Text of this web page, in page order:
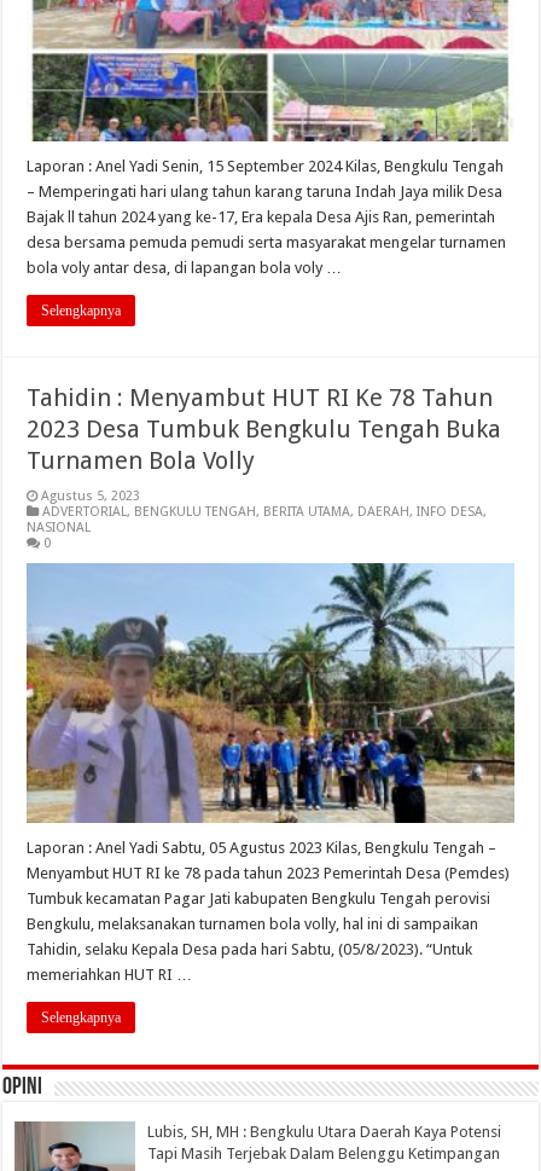
Laporan : Anel Yadi Senin, 15 September 2024 Kilas, Bengkulu Tengah
– Memperingati hari ulang tahun karang taruna Indah Jaya milik Desa
Bajak ll tahun 2024 yang ke-17, Era kepala Desa Ajis Ran, pemerintah
desa bersama pemuda pemudi serta masyarakat mengelar turnamen
bola voly antar desa, di lapangan bola voly …
Selengkapnya
Tahidin : Menyambut HUT RI Ke 78 Tahun
2023 Desa Tumbuk Bengkulu Tengah Buka
Turnamen Bola Volly
Agustus 5, 2023
ADVERTORIAL, BENGKULU TENGAH, BERITA UTAMA, DAERAH,INFO DESA,
NASIONAL
0
Laporan : Anel Yadi Sabtu, 05 Agustus 2023 Kilas, Bengkulu Tengah –
Menyambut HUT RI ke 78 pada tahun 2023 Pemerintah Desa (Pemdes)
Tumbuk kecamatan Pagar Jati kabupaten Bengkulu Tengah perovisi
Bengkulu, melaksanakan turnamen bola volly, hal ini di sampaikan
Tahidin, selaku Kepala Desa pada hari Sabtu, (05/8/2023). “Untuk
memeriahkan HUT RI …
Selengkapnya
OPINI
Lubis, SH, MH : Bengkulu Utara Daerah Kaya Potensi
Tapi Masih Terjebak Dalam Belenggu Ketimpangan